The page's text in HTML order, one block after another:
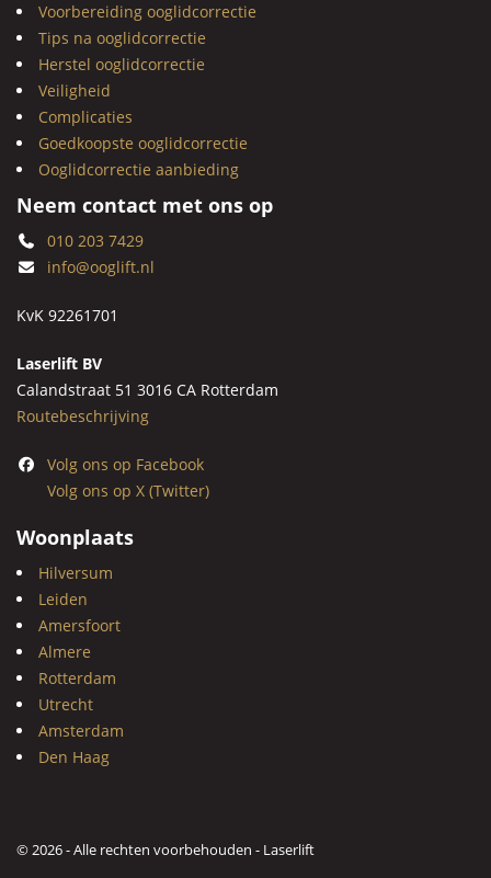
Voorbereiding ooglidcorrectie
Tips na ooglidcorrectie
Herstel ooglidcorrectie
Veiligheid
Complicaties
Goedkoopste ooglidcorrectie
Ooglidcorrectie aanbieding
Neem contact met ons op
010 203 7429
info@ooglift.nl
KvK 92261701
Laserlift BV
Calandstraat 51 3016 CA Rotterdam
Routebeschrijving
Volg ons op Facebook
Volg ons op X (Twitter)
Woonplaats
Hilversum
Leiden
Amersfoort
Almere
Rotterdam
Utrecht
Amsterdam
Den Haag
© 2026 - Alle rechten voorbehouden - Laserlift